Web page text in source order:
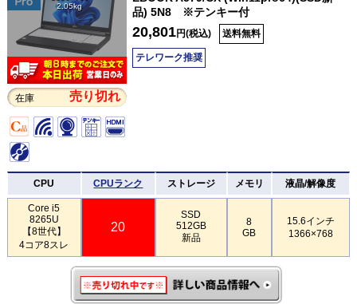
2.05kg
在庫 売り切れ
品) 5N8 ※テンキー付
20,801円(税込) 送料無料
テレワーク推奨
CPU CPUランク ストレージ メモリ 液晶/解像度
Core i5
8265U
【8世代】
4コア8スレ
20
SSD
512GB
新品
8
GB
15.6インチ
1366×768